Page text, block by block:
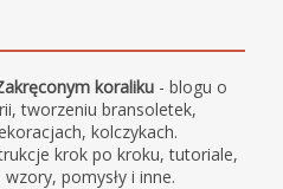
koraliku - blogu o
tworzeniu bransoletek,
kolczykach.
krok po kroku, tutoriale,
pomysły i inne.